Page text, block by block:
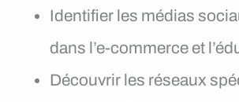
Identifier les médias
dans l’e-commerce et
Découvrir les réseaux